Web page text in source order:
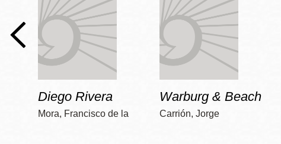
Diego Rivera
Mora, Francisco de la
Warburg & Beach
Carrión, Jorge